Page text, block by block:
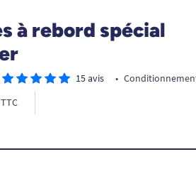
à rebord spécial
15 avis •
TTC